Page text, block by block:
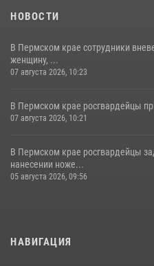
НОВОСТИ
В Пермском крае сотрудники
женщину, ...
07 августа 2026, 10:23
В Пермском крае росгвардейцы
07 августа 2026, 10:21
В Пермском крае росгвардейцы
нанесении ноже...
05 августа 2026, 09:56
НАВИГАЦИЯ